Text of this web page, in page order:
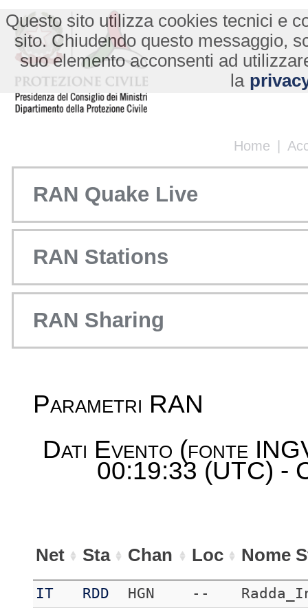
Home |
Questo sito utilizza cookies tecnici e
sito. Chiudendo questo messaggio,
suo elemento acconsenti ad
la
RAN Quake Live
RAN Stations
RAN Sharing
Parametri RAN
Dati Evento (fonte
00:19:33 (UTC) -
Net Sta Chan Loc Nome
IT RDD HGN --